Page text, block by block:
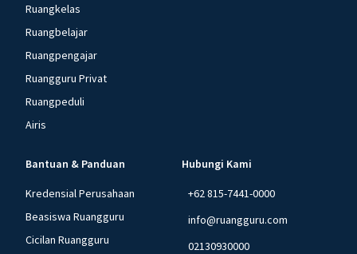
Ruangkelas
Ruangbelajar
Ruangpengajar
Ruangguru Privat
Ruangpeduli
Airis
Bantuan & Panduan
Kredensial Perusahaan
Beasiswa Ruangguru
Cicilan Ruangguru
Hubungi Kami
+62 815-7441-0000
info@ruangguru.com
02130930000